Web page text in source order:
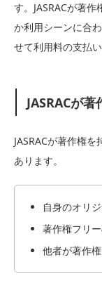
す。JASRACが著
か利用シーンに合
せて利用料の支払
JASRACが
JASRACが著作権
あります。
自身のオリ
著作権フリ
他者が著作